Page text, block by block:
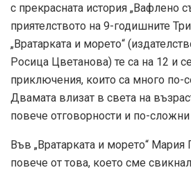
с прекрасната история „Вафлено
приятелството на 9-годишните
„Вратарката и морето“
Росица Цветанова) те са на 12 и
приключения, които са много по-
Двамата влизат в света на
повече отговорности и по-
Във „Вратарката и морето“
повече от това, което сме